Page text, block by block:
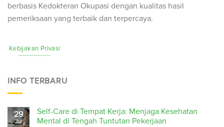
berbasis Kedokteran Okupasi dengan kualitas hasil
pemeriksaan yang terbaik dan terpercaya.
Kebijakan Privasi
INFO TERBARU
29
Jul
Self-Care di Tempat Kerja: Menjaga Kesehatan
Mental di Tengah Tuntutan Pekerjaan